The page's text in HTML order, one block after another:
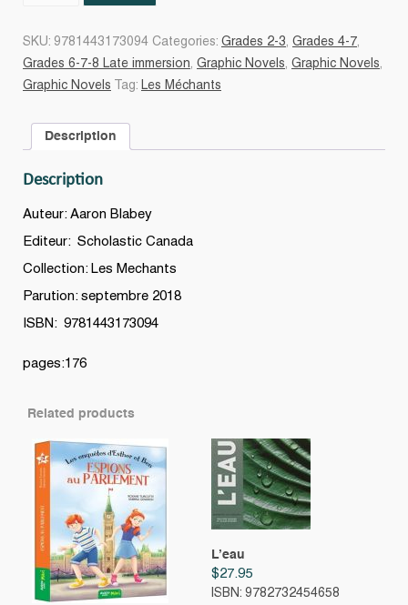
SKU: 9781443173094 Categories: Grades 2-3, Grades 4-7,
Grades 6-7-8 Late immersion, Graphic Novels, Graphic Novels,
Graphic Novels
Tag: Les Méchants
Description
Description
Auteur: Aaron Blabey
Editeur: Scholastic Canada
Collection: Les Mechants
Parution: septembre 2018
ISBN: 9781443173094
pages:176
Related products
L’eau
$27.95
ISBN: 9782732454658